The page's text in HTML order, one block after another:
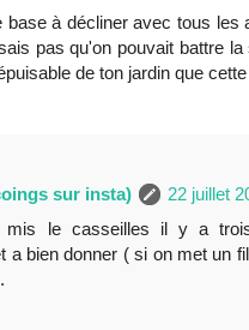
base à décliner avec tous les
pas qu'on pouvait battre
de ton jardin que
sur insta)
22 juillet
mis le casseilles il y a
a bien donner ( si on met un